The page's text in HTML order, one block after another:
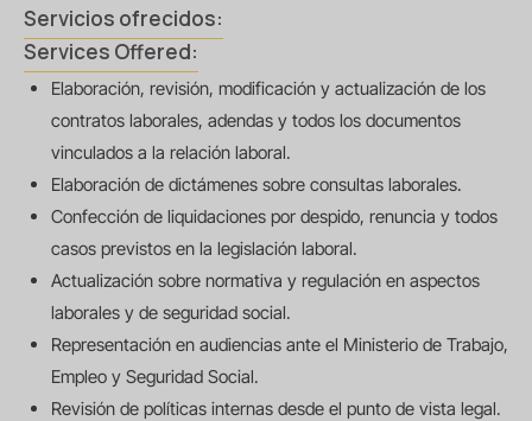
Servicios ofrecidos:
Services Offered:
Elaboración, revisión, modificación y actualización de los
contratos laborales, adendas y todos los documentos
vinculados a la relación laboral.
Elaboración de dictámenes sobre consultas laborales.
Confección de liquidaciones por despido, renuncia y todos
casos previstos en la legislación laboral.
Actualización sobre normativa y regulación en aspectos
laborales y de seguridad social.
Representación en audiencias ante el Ministerio de Trabajo,
Empleo y Seguridad Social.
Revisión de políticas internas desde el punto de vista legal.